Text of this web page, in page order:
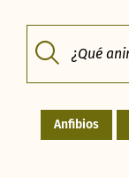
Anfibios